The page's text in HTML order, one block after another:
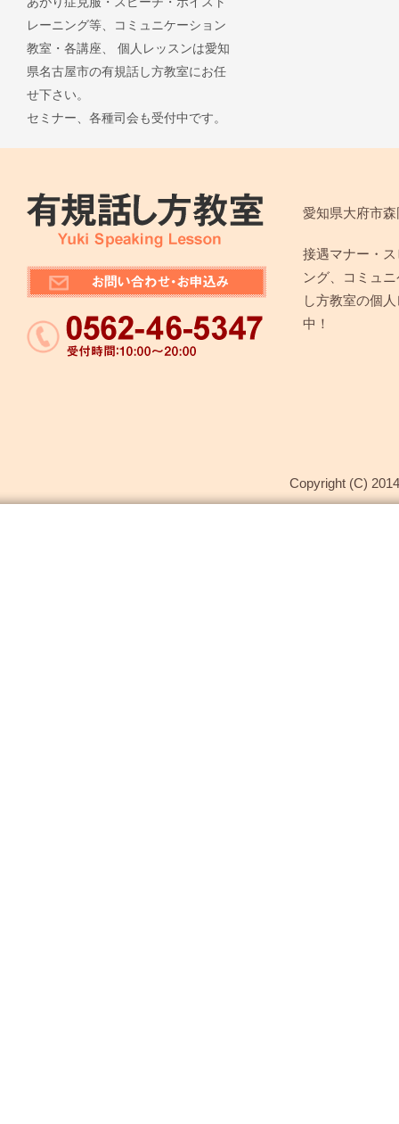
レーニング等、コミュニケーション
教室・各講座、 個人レッスンは愛知
県名古屋市の有規話し方教室にお任
せ下さい。
セミナー、各種司会も受付中です。
愛知県大府市
接遇マナー・
ング、コミュ
し方教室の個
中！
Copyright (C)